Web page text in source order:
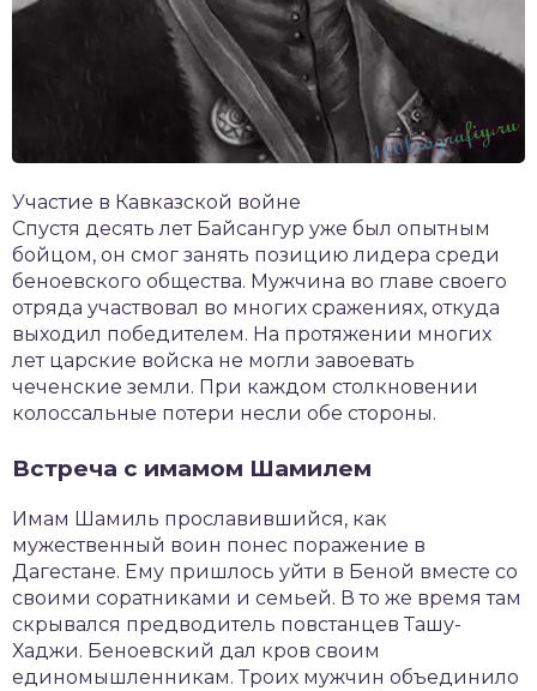
Участие в Кавказской войне
Спустя десять лет Байсангур уже был опытным
бойцом, он смог занять позицию лидера среди
беноевского общества. Мужчина во главе своего
отряда участвовал во многих сражениях, откуда
выходил победителем. На протяжении многих
лет царские войска не могли завоевать
чеченские земли. При каждом столкновении
колоссальные потери несли обе стороны.
Встреча с имамом Шамилем
Имам Шамиль прославившийся, как
мужественный воин понес поражение в
Дагестане. Ему пришлось уйти в Беной вместе со
своими соратниками и семьей. В то же время там
скрывался предводитель повстанцев Ташу-
Хаджи. Беноевский дал кров своим
единомышленникам. Троих мужчин объединило